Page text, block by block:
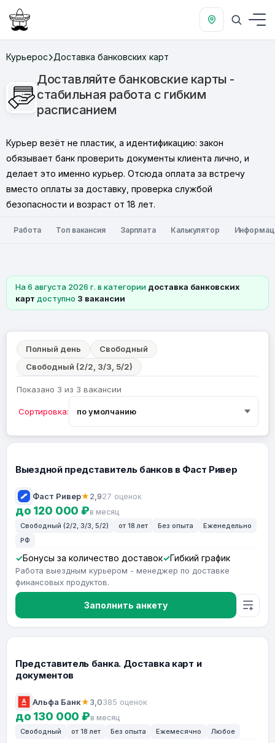
Курьерос Доставка банковских карт
Доставляйте банковские карты -
стабильная работа с гибким
расписанием
Курьер везёт не пластик, а идентификацию: закон
обязывает банк проверить документы клиента лично, и
делает это именно курьер. Отсюда оплата за встречу
вместо оплаты за доставку, проверка службой
безопасности и возраст от 18 лет.
Работа Топ вакансия Зарплата Калькулятор
На 6 августа 2026 г. в категории доставка банковских
карт доступно 3 вакансии
Полный день
Свободный
Свободный (2/2, 3/3, 5/2)
Показано 3 из 3 вакансии
Сортировка:
Выездной представитель банков в Фаст Ривер
Фаст Ривер★2,927 оценок
до 120 000 ₽в месяц
Свободный (2/2, 3/3, 5/2) от 18 лет Без опыта
Еженедельно
РФ
Бонусы за количество доставок Гибкий график
Работа выездным курьером - менеджер по доставке
финансовых продуктов.
Заполнить анкету
Представитель банка. Доставка карт и
документов
Альфа Банк★3,0385 оценок
до 130 000 ₽в месяц
Свободный от 18 лет Без опыта Ежемесячно Любое